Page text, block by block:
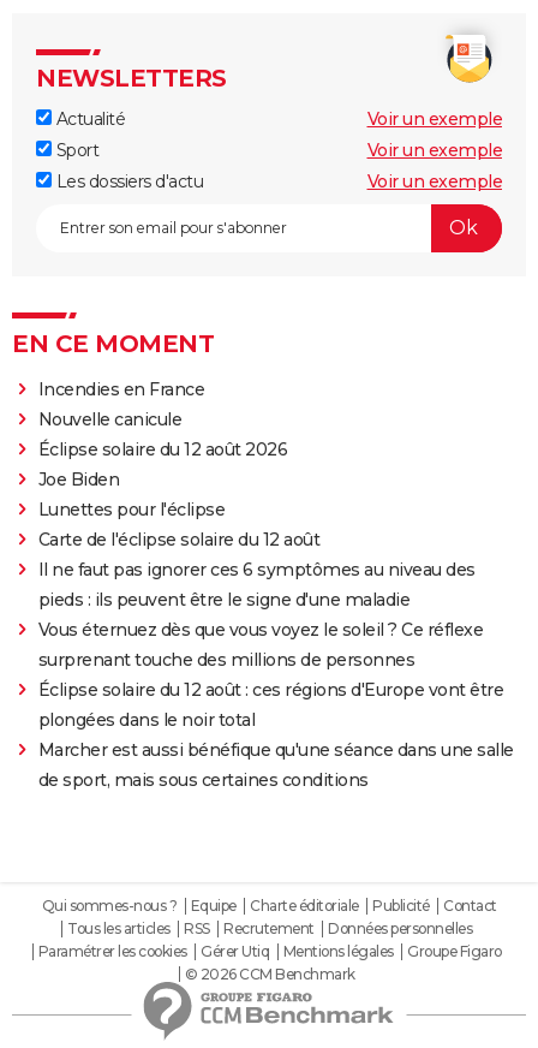
NEWSLETTERS
Actualité
Voir un exemple
Sport
Voir un exemple
Les dossiers d'actu
Voir un exemple
EN CE MOMENT
Incendies en France
Nouvelle canicule
Éclipse solaire du 12 août 2026
Joe Biden
Lunettes pour l'éclipse
Carte de l'éclipse solaire du 12 août
Il ne faut pas ignorer ces 6 symptômes au niveau des
pieds : ils peuvent être le signe d'une maladie
Vous éternuez dès que vous voyez le soleil ? Ce réflexe
surprenant touche des millions de personnes
Éclipse solaire du 12 août : ces régions d'Europe vont être
plongées dans le noir total
Marcher est aussi bénéfique qu'une séance dans une salle
de sport, mais sous certaines conditions
Qui sommes-nous ? Equipe Charte éditoriale Publicité
Contact
Tous les articles
RSS Recrutement
Données personnelles
Paramétrer les cookies
Gérer Utiq Mentions légales
Groupe Figaro
© 2026 CCM Benchmark